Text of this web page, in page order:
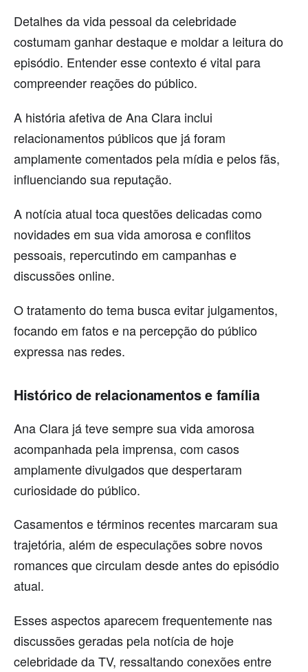
Detalhes da vida pessoal da celebridade
costumam ganhar destaque e moldar a leitura do
episódio. Entender esse contexto é vital para
compreender reações do público.
A história afetiva de Ana Clara inclui
relacionamentos públicos que já foram
amplamente comentados pela mídia e pelos fãs,
influenciando sua reputação.
A notícia atual toca questões delicadas como
novidades em sua vida amorosa e conflitos
pessoais, repercutindo em campanhas e
discussões online.
O tratamento do tema busca evitar julgamentos,
focando em fatos e na percepção do público
expressa nas redes.
Histórico de relacionamentos e família
Ana Clara já teve sempre sua vida amorosa
acompanhada pela imprensa, com casos
amplamente divulgados que despertaram
curiosidade do público.
Casamentos e términos recentes marcaram sua
trajetória, além de especulações sobre novos
romances que circulam desde antes do episódio
atual.
Esses aspectos aparecem frequentemente nas
discussões geradas pela notícia de hoje
celebridade da TV, ressaltando conexões entre